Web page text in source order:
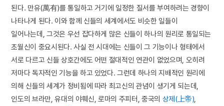
된다. 만유(萬有)를 통일하고 거기에 일정한 질서를 부여하려는 경향이
나타나게 된다. 이와 함께 신들의 세계에서도 비슷한 일들이
일어나는데, 그것은 우선 잡다하게 많은 신들이 하나의 원리로 통일되는
초월신이 중요시된다. 사실 전 시대에는 신들이 그 기능이나 형태에서
서로 다르고 신들 상호간에도 어떤 절대적인 연관이 없었으며, 오히려
저마다 독자적인 기능을 하고 있었다. 그런데 하나의 지배적인 원리에
의해 신들의 세계가 정비됨에 따라 최고신의 관념이 생기게 되는데,
인도의 브라만, 유대의 야훼신, 로마의 주피터, 중국의 상제(上帝)